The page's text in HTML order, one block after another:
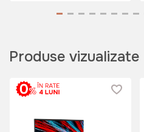
Produse vizualizate